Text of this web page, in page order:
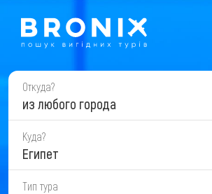
Откуда?
из любого города
Куда?
Египет
Тип тура